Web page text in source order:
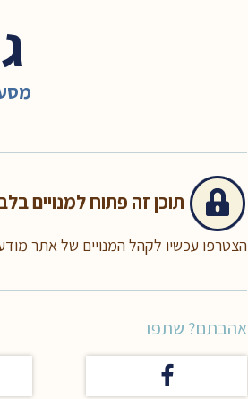
תוכן זה פתוח למנויים
הצטרפו עכשיו לקהל המנויים של אתר
אהבתם? שתפו